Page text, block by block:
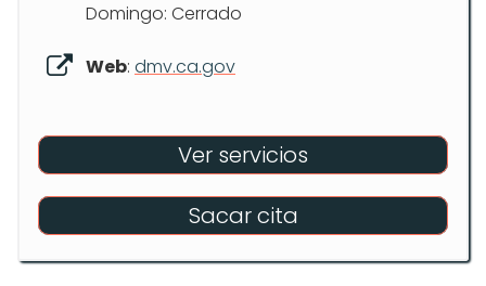
Domingo: Cerrado
Web: dmv.ca.gov
Ver servicios
Sacar cita